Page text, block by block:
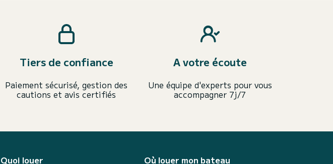
Tiers de confiance
Paiement sécurisé, gestion des
cautions et avis certifiés
A votre écoute
Une équipe d'experts pour vous
accompagner 7j/7
Quoi louer
Où louer mon bateau